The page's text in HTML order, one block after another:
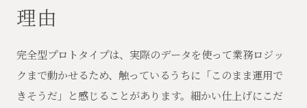
理由
完全型プロトタイプは、実際のデータを使って業務ロジッ
クまで動かせるため、触っているうちに「このまま運用で
きそうだ」と感じることがあります。細かい仕上げにこだ